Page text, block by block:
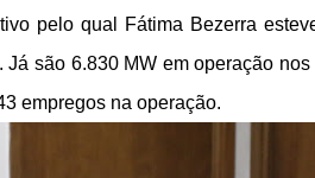
pelo qual Fátima Bezerra
são 6.830 MW em operação
empregos na operação.